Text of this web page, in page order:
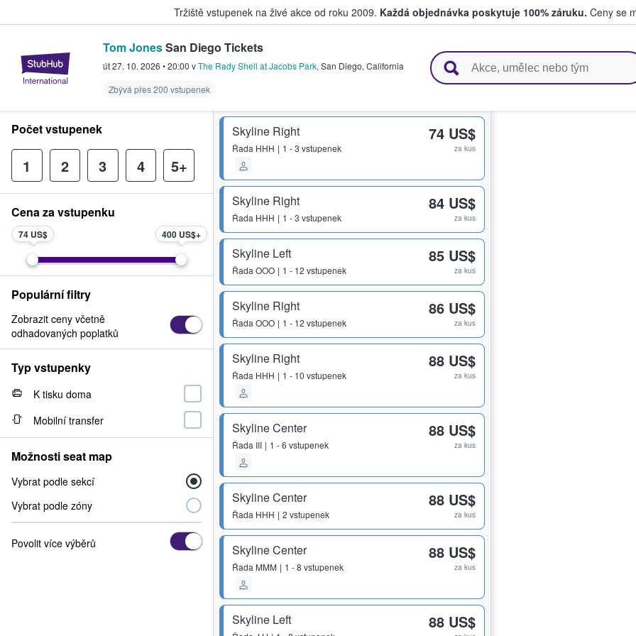
Tržiště vstupenek na živé akce od roku 2009. Každá objednávka poskytuje 100% záruku. Ceny se
StubHub – Místo, kde fanoušci kupují a prodávají vstupenky
Tom JonesSan Diego Tickets
út 27. 10. 2026 •20:00 vThe Rady Shell at Jacobs Park, San Diego, California
Zbývá přes 200 vstupenek
Skyline Right
Řada HHH 1 - 3 vstupenek
74 US$
za kus
Skyline Right
Řada HHH 1 - 3 vstupenek
84 US$
za kus
Skyline Left
Řada OOO 1 - 12 vstupenek
85 US$
za kus
Skyline Right
Řada OOO 1 - 12 vstupenek
86 US$
za kus
Skyline Right
Řada HHH 1 - 10 vstupenek
88 US$
za kus
Skyline Center
Řada III 1 - 6 vstupenek
88 US$
za kus
Skyline Center
Řada HHH 2 vstupenek
88 US$
za kus
Skyline Center
Řada MMM 1 - 8 vstupenek
88 US$
za kus
Skyline Left 88 US$
Počet vstupenek
1 2 3 4 5+
Cena za vstupenku
74 US$ 400 US$
Populární filtry
Zobrazit ceny včetně
odhadovaných poplatků
Typ vstupenky
K tisku doma
Mobilní transfer
Možnosti seat map
Vybrat podle sekcí
Vybrat podle zóny
Povolit více výběrů